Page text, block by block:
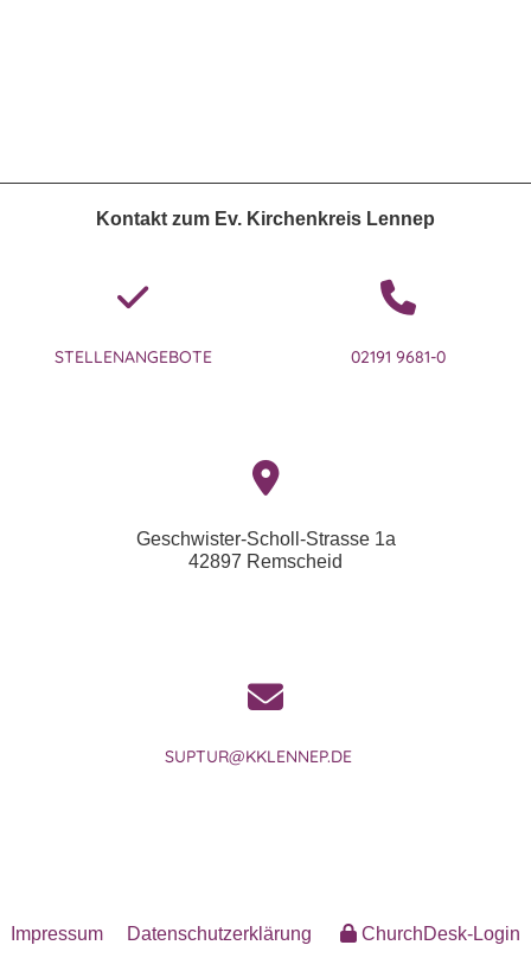
Kontakt zum Ev. Kirchenkreis Lennep
STELLENANGEBOTE 02191 9681-0
Geschwister-Scholl-Strasse 1a
42897 Remscheid
SUPTUR@KKLENNEP.DE
Impressum Datenschutzerklärung ChurchDesk-Login